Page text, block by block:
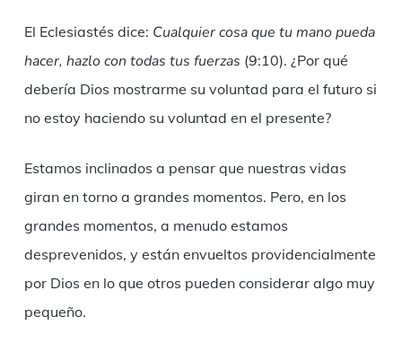
El Eclesiastés dice: Cualquier cosa que tu mano pueda
hacer, hazlo con todas tus fuerzas (9:10). ¿Por qué
debería Dios mostrarme su voluntad para el futuro si
no estoy haciendo su voluntad en el presente?
Estamos inclinados a pensar que nuestras vidas
giran en torno a grandes momentos. Pero, en los
grandes momentos, a menudo estamos
desprevenidos, y están envueltos providencialmente
por Dios en lo que otros pueden considerar algo muy
pequeño.